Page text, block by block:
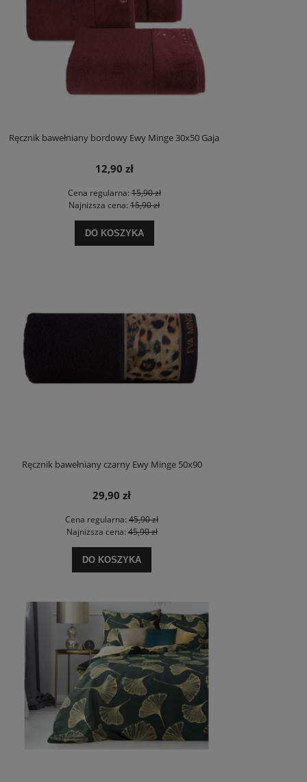
Ręcznik bawełniany bordowy Ewy Minge 30x50 Gaja
12,90 zł
Cena regularna:15,90 zł
Najniższa cena: 15,90 zł
DO KOSZYKA
Ręcznik bawełniany czarny Ewy Minge 50x90
29,90 zł
Cena regularna: 45,90 zł
Najniższa cena:45,90 zł
DO KOSZYKA